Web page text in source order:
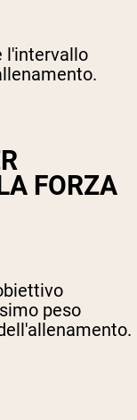
l'intervallo
FORZA
peso